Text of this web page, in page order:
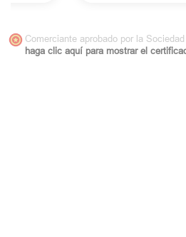
Comerciante aprobado por la
haga clic aquí para mostrar el